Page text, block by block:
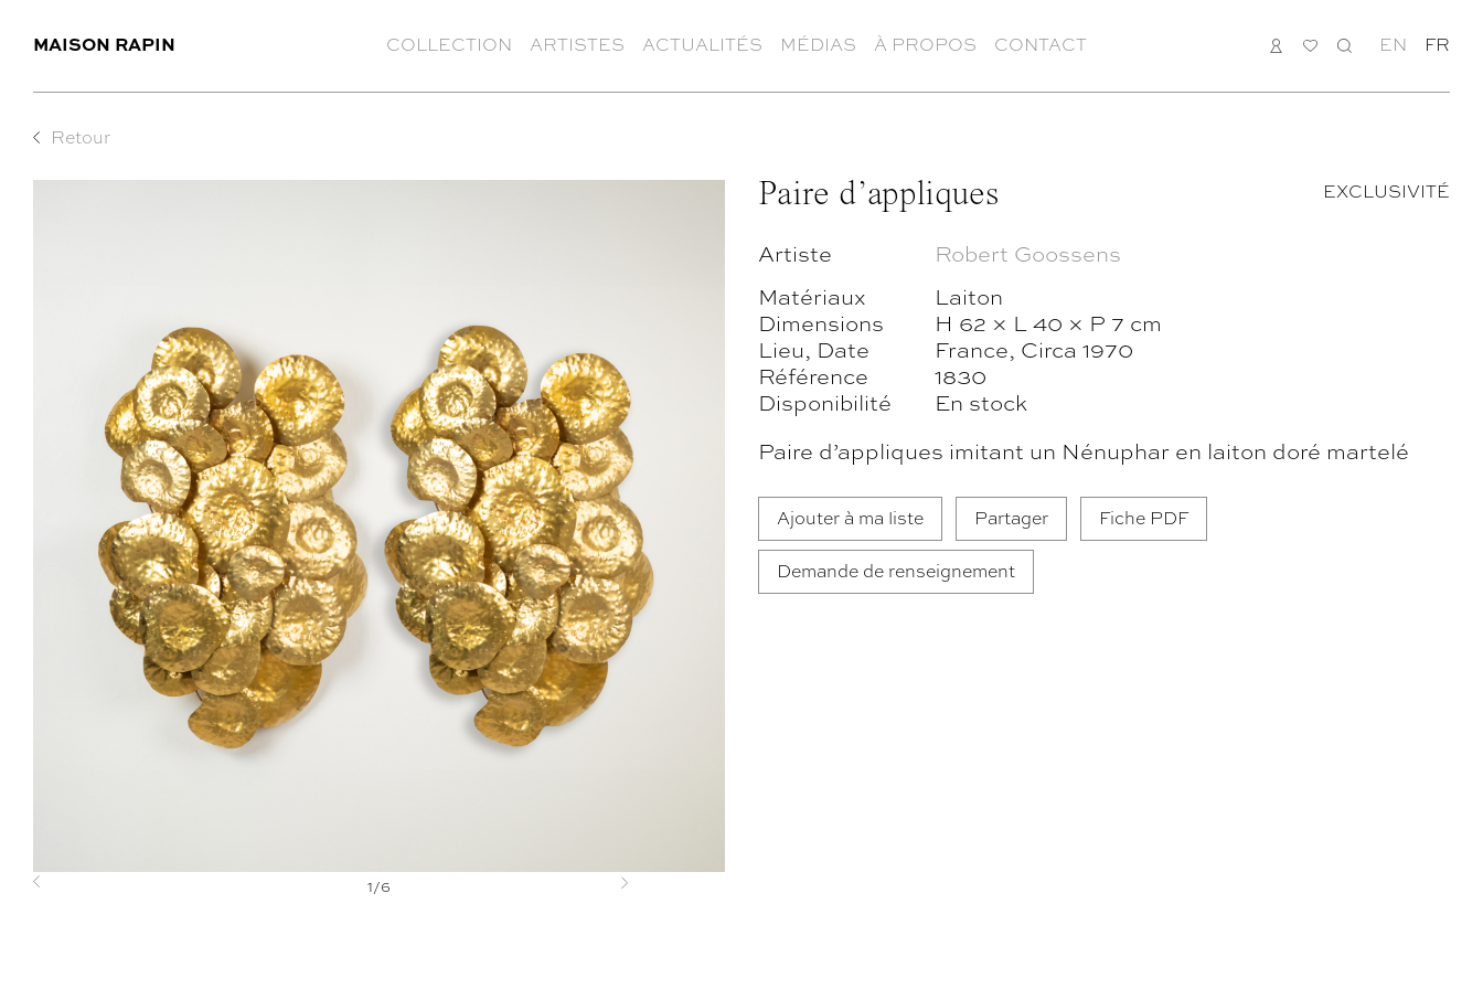
MAISON RAPIN COLLECTION ARTISTES ACTUALITÉS MÉDIAS À PROPOS CONTACT CONNEXION
MA
RECHERCHE
EN FR
Retour
Previous Next
1/6
Paire d’appliques EXCLUSIVITÉ
Artiste
Robert Goossens
Matériaux
Laiton
Dimensions
H 62 × L 40 × P 7 cm
Lieu, Date
France, Circa 1970
Référence
1830
Disponibilité
En stock
Paire d’appliques imitant un Nénuphar en laiton doré martelé
Ajouter à ma liste Partager Fiche PDF
Demande de renseignement